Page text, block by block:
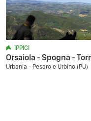
IPPICI
Orsaiola - Spogna -
Urbania - Pesaro e Urbino (PU)